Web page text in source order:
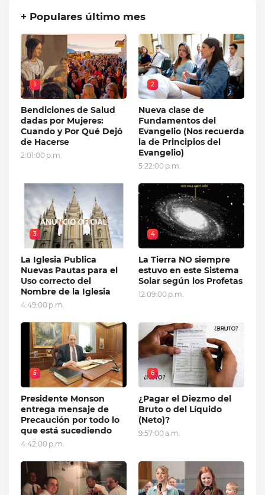
+ Populares último mes
1
Bendiciones de Salud
dadas por Mujeres:
Cuando y Por Qué Dejó
de Hacerse
2:01:00 p.m.
2
Nueva clase de
Fundamentos del
Evangelio (Nos recuerda
la de Principios del
Evangelio)
5:22:00 p.m.
3
La Iglesia Publica
Nuevas Pautas para el
Uso correcto del
Nombre de la Iglesia
4:49:00 p.m.
4
La Tierra NO siempre
estuvo en este Sistema
Solar según los Profetas
12:09:00 p.m.
5
Presidente Monson
entrega mensaje de
Precaución por todo lo
que está sucediendo
4:42:00 p.m.
6
¿Pagar el Diezmo del
Bruto o del Líquido
(Neto)?
9:57:00 a.m.